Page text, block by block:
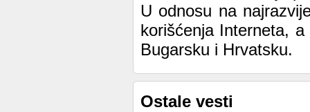
U odnosu na
korišćenja Interneta,
Bugarsku i Hrvatsku.
Ostale vesti